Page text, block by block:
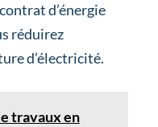
d’énergie
réduirez
d’électricité.
travaux en